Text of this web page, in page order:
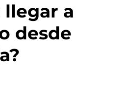
llegar a
desde